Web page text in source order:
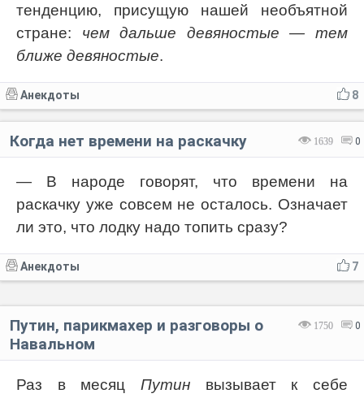
тенденцию, присущую нашей необъятной
стране: чем дальше девяностые — тем
ближе девяностые.
8
Анекдоты
1639 0
Когда нет времени на раскачку
— В народе говорят, что времени на
раскачку уже совсем не осталось. Означает
ли это, что лодку надо топить сразу?
7
Анекдоты
1750 0
Путин, парикмахер и разговоры о
Навальном
Раз в месяц Путин вызывает к себе